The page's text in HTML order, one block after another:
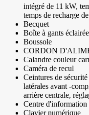
intégré de 11 kW,
temps de recharge
Becquet
Boîte à gants éclairée
Boussole
CORDON
Calandre couleur
Caméra de recul
Ceintures de
latérales avant -
arrière centrale,
Centre
Clavier numérique